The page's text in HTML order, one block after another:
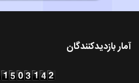
آمار بازدیدکنندگان